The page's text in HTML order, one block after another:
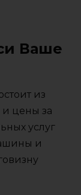
Ваше
из
цены за
услуг
и